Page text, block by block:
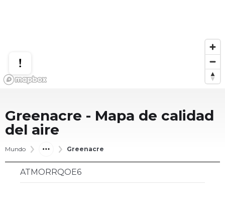
Greenacre - Mapa de calidad
del aire
Mundo Greenacre
ATMORRQOE6